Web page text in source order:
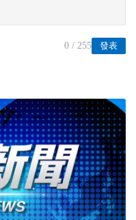
發表
0 / 255